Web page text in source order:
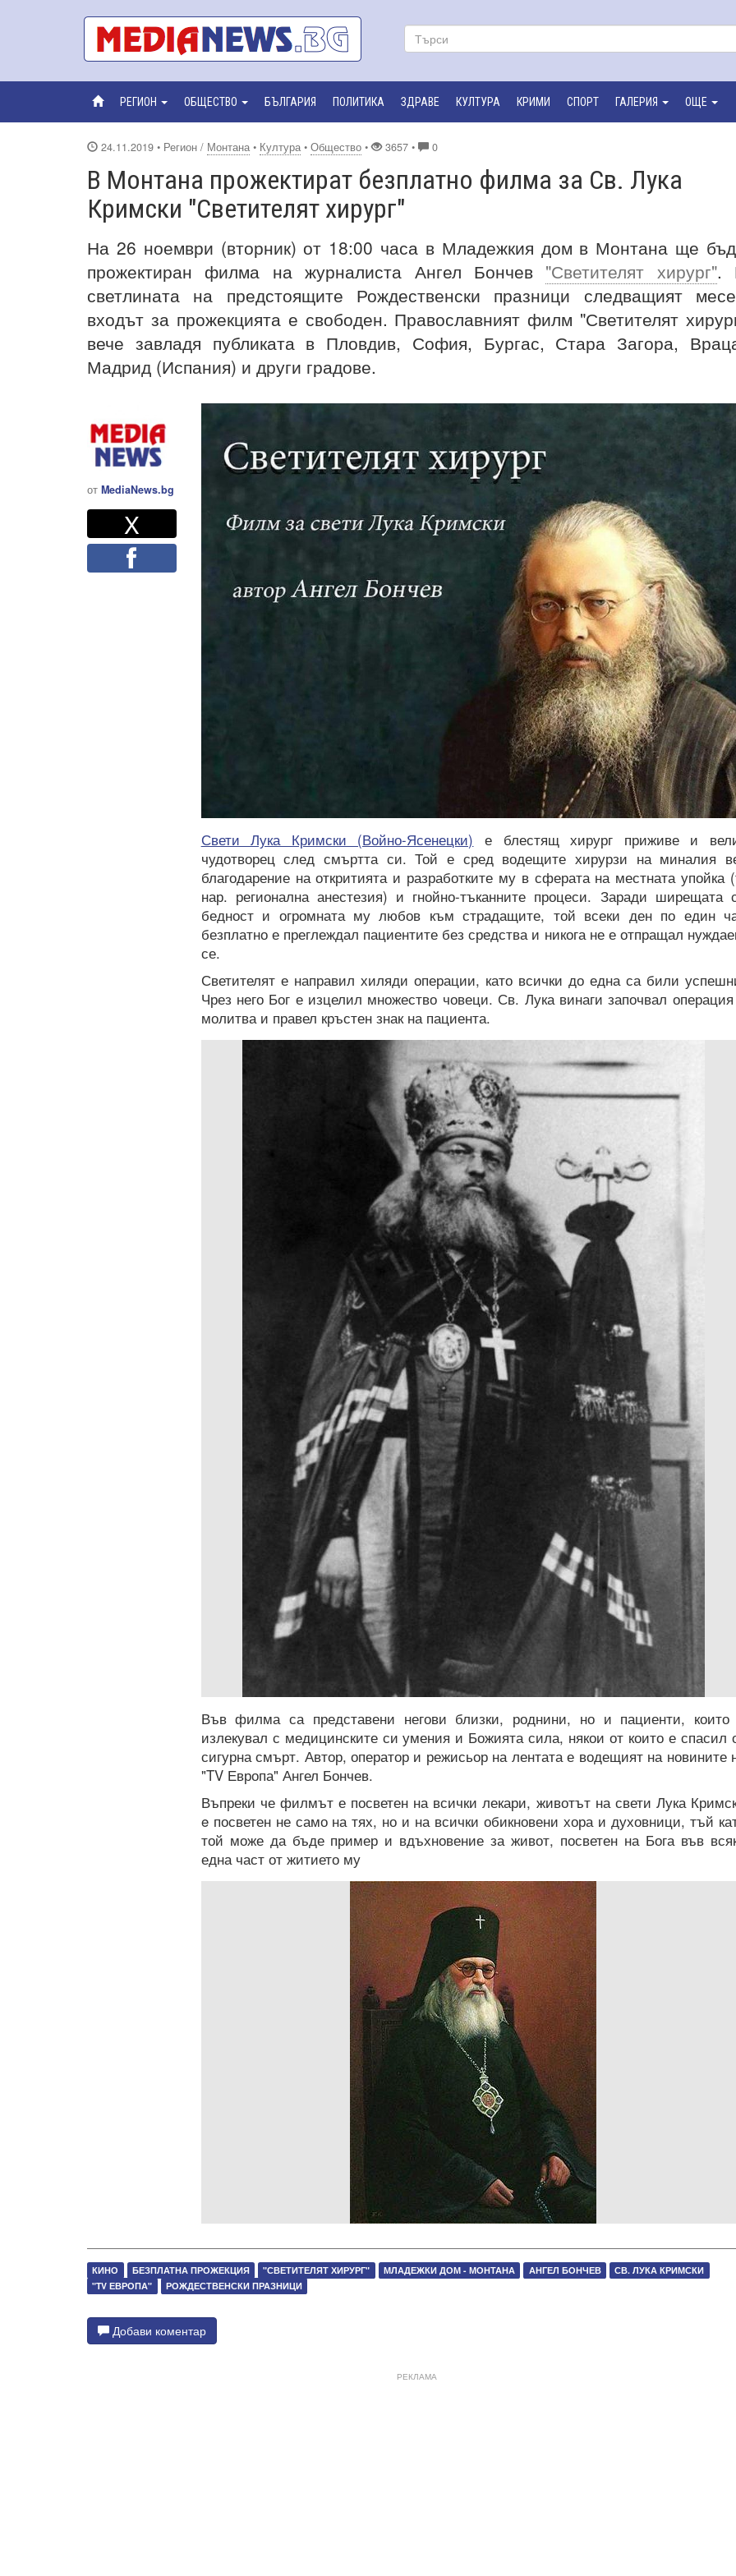
РЕГИОН ОБЩЕСТВО БЪЛГАРИЯ ПОЛИТИКА ЗДРАВЕ КУЛТУРА КРИМИ СПОРТ ГАЛЕРИЯ ОЩЕ
24.11.2019 • Регион / Монтана • Култура • Общество • 3657 • 0
В Монтана прожектират безплатно филма за Св. Лука
Кримски "Светителят хирург"
На 26 ноември (вторник) от 18:00 часа в Младежкия дом в Монтана ще
прожектиран филма на журналиста Ангел Бончев "Светителят хирург".
светлината на предстоящите Рождественски празници следващият
входът за прожекцията е свободен. Православният филм "Светителят
вече завладя публиката в Пловдив, София, Бургас, Стара Загора,
Мадрид (Испания) и други градове.
от MediaNews.bg
Споделете
XTwitter
Свети Лука Кримски (Войно-Ясенецки) е блестящ хирург приживе и
чудотворец след смъртта си. Той е сред водещите хирурзи на миналия
благодарение на откритията и разработките му в сферата на местната упойка
нар. регионална анестезия) и гнойно-тъканните процеси. Заради ширещата
бедност и огромната му любов към страдащите, той всеки ден по един
безплатно е преглеждал пациентите без средства и никога не е отпращал
се.
Светителят е направил хиляди операции, като всички до една са били
Чрез него Бог е изцелил множество човеци. Св. Лука винаги започвал
молитва и правел кръстен знак на пациента.
Във филма са представени негови близки, роднини, но и пациенти,
излекувал с медицинските си умения и Божията сила, някои от които е спасил
сигурна смърт. Автор, оператор и режисьор на лентата е водещият на новините
"TV Европа" Ангел Бончев.
Въпреки че филмът е посветен на всички лекари, животът на свети Лука
e посветен не само на тях, но и на всички обикновени хора и духовници, тъй
той може да бъде пример и вдъхновение за живот, посветен на Бога във
една част от житието му
КИНО БЕЗПЛАТНА ПРОЖЕКЦИЯ "СВЕТИТЕЛЯТ ХИРУРГ" МЛАДЕЖКИ ДОМ - МОНТАНА АНГЕЛ БОНЧЕВ
СВ. ЛУКА КРИМСКИ
"TV ЕВРОПА"
РОЖДЕСТВЕНСКИ ПРАЗНИЦИ
Добави коментар
РЕКЛАМА